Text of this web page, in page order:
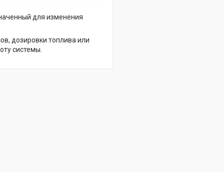
для изменения
дозировки топлива или
системы.